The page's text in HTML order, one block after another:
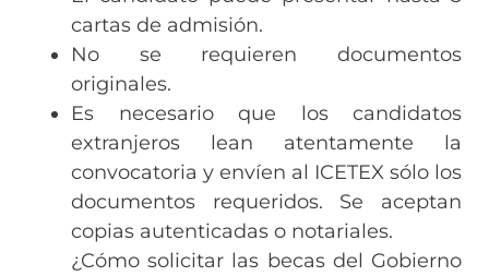
cartas de admisión.
No se requieren documentos
originales.
Es necesario que los candidatos
extranjeros lean atentamente la
convocatoria y envíen al ICETEX sólo los
documentos requeridos. Se aceptan
copias autenticadas o notariales.
¿Cómo solicitar las becas del Gobierno